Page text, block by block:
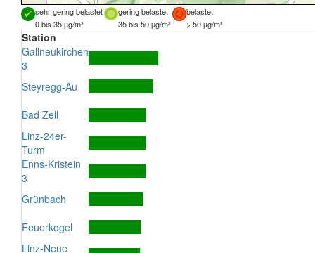
sehr gering belastet gering belastet
belastet
0 bis 35 µg/m³
35 bis 50 µg/m³ > 50 µg/m³
Station
Gallneukirchen
3
Steyregg-Au
Bad Zell
Linz-24er-
Turm
Enns-Kristein
3
Grünbach
Feuerkogel
Linz-Neue